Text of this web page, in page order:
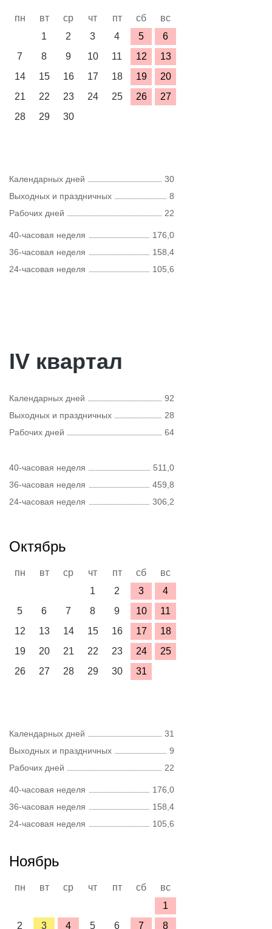
пн вт ср чт пт сб
вс
1
2 3 4 5
6
7
8 9 10 11 12
13
14
15 16 17 18 19
20
21
22 23 24 25 26
27
28
29 30
Календарных дней
30
Выходных и праздничных
8
Рабочих дней
22
40-часовая неделя
176,0
36-часовая неделя
158,4
24-часовая неделя
105,6
IV квартал
Календарных дней
92
Выходных и праздничных
28
Рабочих дней
64
40-часовая неделя
511,0
36-часовая неделя
459,8
24-часовая неделя
306,2
Октябрь
пн вт ср чт пт сб
вс
1
2 3
4
5
6 7 8 9 10
11
12
13 14 15 16 17
18
19
20 21 22 23 24
25
26
27 28 29 30 31
Календарных дней
31
Выходных и праздничных
9
Рабочих дней
22
40-часовая неделя
176,0
36-часовая неделя
158,4
24-часовая неделя
105,6
Ноябрь
пн вт ср чт пт сб
вс
1
2
3 4 5 6 7 8